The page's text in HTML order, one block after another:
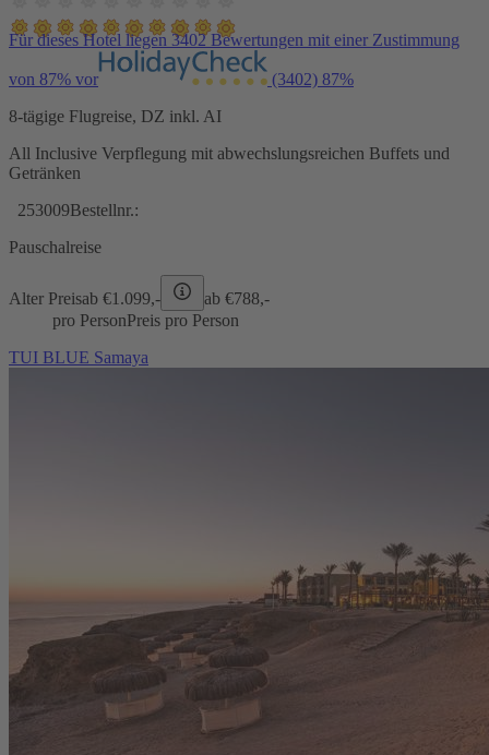
Für dieses Hotel liegen 3402 Bewertungen mit einer Zustimmung
von 87% vor (3402) 87%
8-tägige Flugreise, DZ inkl. AI
All Inclusive Verpflegung mit abwechslungsreichen Buffets und
Getränken
253009Bestellnr.:
Pauschalreise
Alter Preisab €1.099,- ab €788,-
pro PersonPreis pro Person
TUI BLUE Samaya